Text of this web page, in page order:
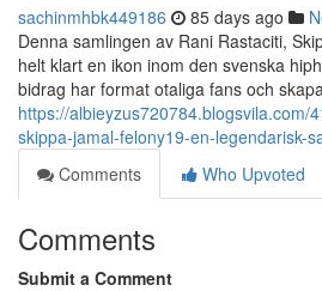
sachinmhbk449186 85 days ago
Denna samlingen av Rani Rastaciti,
helt klart en ikon inom den svenska
bidrag har format otaliga fans och
https://albieyzus720784.blogsvila.com/
skippa-jamal-felony19-en-legendarisk-
Comments
Who Upvoted
Comments
Submit a Comment